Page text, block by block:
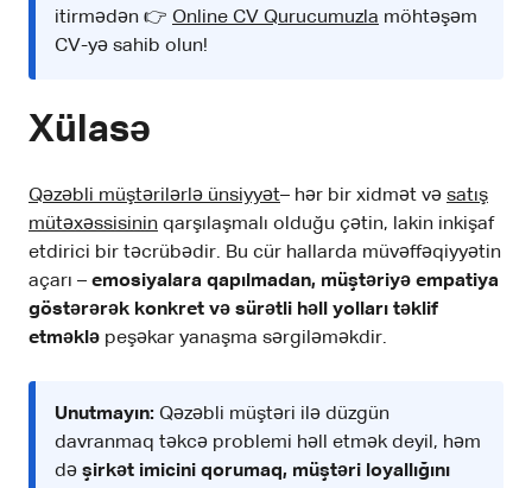
itirmədən 👉 Online CV Qurucumuzla möhtəşəm
CV-yə sahib olun!
Xülasə
Qəzəbli müştərilərlə ünsiyyət– hər bir xidmət və satış
mütəxəssisinin qarşılaşmalı olduğu çətin, lakin inkişaf
etdirici bir təcrübədir. Bu cür hallarda müvəffəqiyyətin
açarı – emosiyalara qapılmadan, müştəriyə empatiya
göstərərək konkret və sürətli həll yolları təklif
etməklə peşəkar yanaşma sərgiləməkdir.
Unutmayın: Qəzəbli müştəri ilə düzgün
davranmaq təkcə problemi həll etmək deyil, həm
də şirkət imicini qorumaq, müştəri loyallığını